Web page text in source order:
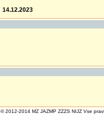
14.12.2023
© 2012-2014 MZ JAZMP ZZZS NIJZ Vse